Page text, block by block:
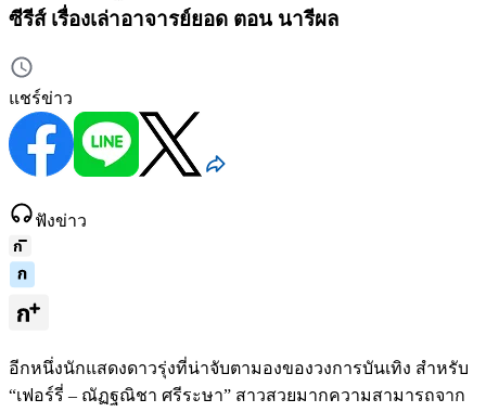
ซีรีส์ เรื่องเล่าอาจารย์ยอด ตอน นารีผล
แชร์ข่าว
ฟังข่าว
อีกหนึ่งนักแสดงดาวรุ่งที่น่าจับตามองของวงการบันเทิง สำหรับ
“เฟอร์รี่ – ณัฏฐณิชา ศรีระษา” สาวสวยมากความสามารถจาก